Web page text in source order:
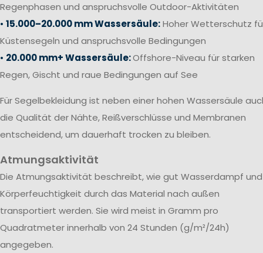
Regenphasen und anspruchsvolle Outdoor-Aktivitäten
• 15.000–20.000 mm Wassersäule:Hoher Wetterschutz
Küstensegeln und anspruchsvolle Bedingungen
• 20.000 mm+ Wassersäule:Offshore-Niveau für starken
Regen, Gischt und raue Bedingungen auf See
Für Segelbekleidung ist neben einer hohen Wassersäule
die Qualität der Nähte, Reißverschlüsse und Membranen
entscheidend, um dauerhaft trocken zu bleiben.
Atmungsaktivität
Die Atmungsaktivität beschreibt, wie gut Wasserdampf und
Körperfeuchtigkeit durch das Material nach außen
transportiert werden. Sie wird meist in Gramm pro
Quadratmeter innerhalb von 24 Stunden (g/m²/24h)
angegeben.